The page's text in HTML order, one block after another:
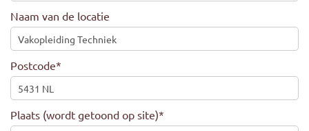
Naam van de locatie
Postcode*
Plaats (wordt getoond op site)*